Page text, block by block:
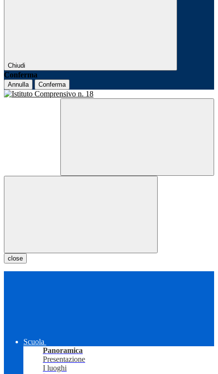
Chiudi
Conferma
Annulla Conferma
close
Scuola
Panoramica
Presentazione
I luoghi